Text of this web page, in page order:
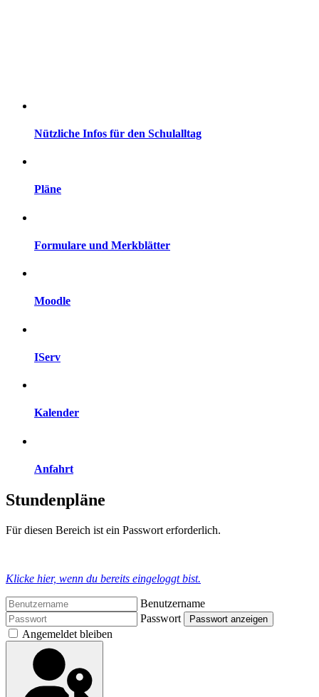
Nützliche Infos für den Schulalltag
Pläne
Formulare und Merkblätter
Moodle
IServ
Kalender
Anfahrt
Stundenpläne
Für diesen Bereich ist ein Passwort erforderlich.
Klicke hier, wenn du bereits eingeloggt bist.
Benutzername
Passwort
Passwort anzeigen
Angemeldet bleiben